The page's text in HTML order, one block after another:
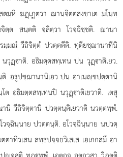
หิ ฆฏฺเฏตฺวา ฌานจิตฺตสงฺขาเต มโนทฺ
ตฺต สนฺตติ จลิตฺวา โวจฺฉิชฺชติ. ฌานา
มฺมณํ วีถิจิตฺตํ ปวตฺตตีติ. ทุตียชฺฌานาทีนิ
ฏฺาติ. อธิมตฺตสทฺเทน ปน วุฏฺาติเยว.
. อรูปชฺฌานานิเอว ปน อาเนฺชปตฺตานิ
อธิมตฺตสทฺเทนปิ นวุฏฺาติเยวาติ. เตสุ
นิ วีถิจิตฺตานิ ปวตฺตนฺติเยวาติ นวตฺตพฺพํ.
จฺฉินฺนาย ปวตฺตนฺติ. อโวจฺฉินฺนาย นปวตฺ
ทิวเสน ลทฺธปจฺจยวิเสเส เอเกกสฺมึ อา